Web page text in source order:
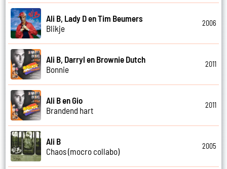
Ali B, Lady D en Tim Beumers
Blikje
2006
Ali B, Darryl en Brownie Dutch
Bonnie
2011
Ali B en Gio
Brandend hart
2011
Ali B
Chaos (mocro collabo)
2005